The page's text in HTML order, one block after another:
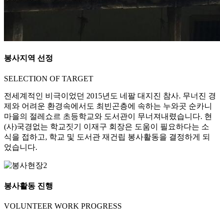
봉사지역 선정
SELECTION OF TARGET
전세계적인 비극이었던 2015년도 네팔 대지진 참사. 무너진 경
제와 어려운 환경속에서도 최빈곤층에 속하는 누와곳 순카니
마을의 절레쇼르 초등학교와 도서관이 무너져내렸습니다. 현
(사)국경없는 학교짓기 이재구 회장은 도움이 필요하다는 소
식을 접하고, 학교 및 도서관 재건립 봉사활동을 결정하게 되
었습니다.
봉사활동 진행
VOLUNTEER WORK PROGRESS